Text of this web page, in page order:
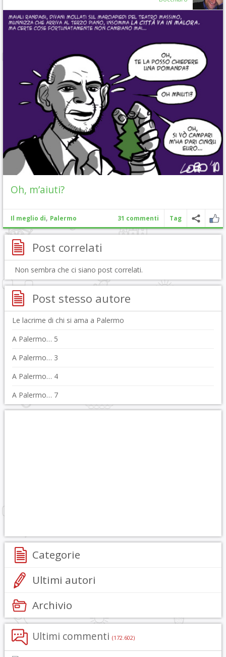
Oh, m’aiuti?
Il meglio di, Palermo 31 commenti Tag
Post correlati
Non sembra che ci siano post correlati.
Post stesso autore
Le lacrime di chi si ama a Palermo
A Palermo… 5
A Palermo… 3
A Palermo… 4
A Palermo… 7
Categorie
Ultimi autori
Archivio
Ultimi commenti (172.602)